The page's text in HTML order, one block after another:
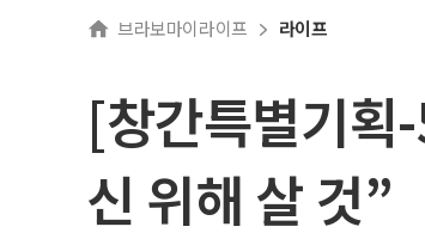
브라보마이라이프 라이프
[창간특별기
신 위해 살 것”